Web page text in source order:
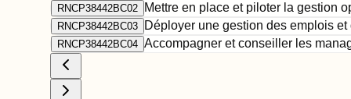
RNCP38442BC02 Mettre en place et piloter la gestion
RNCP38442BC03 Déployer une gestion des emplois
RNCP38442BC04 Accompagner et conseiller les